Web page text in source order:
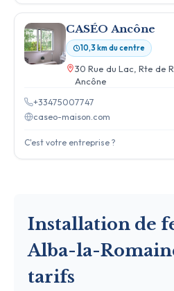
CASÉO Ancône
10,3 km du centre
30 Rue du Lac, Rte de
Ancône
+33475007747
caseo-maison.com
C'est votre entreprise ?
Installation de
Alba-la-
tarifs